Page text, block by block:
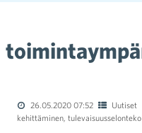
26.05.2020 07:52 Uutiset
kehittäminen, tulevaisuusselonteko